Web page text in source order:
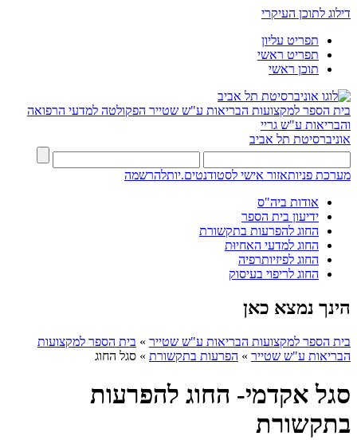
דילוג לתוכן העיקרי
תפריט עליון
תפריט ראשי
תוכן ראשי
בית הספר למקצועות הבריאות ע"ש שטייר הפקולטה למדעי הרפואה
והבריאות ע"ש גריי
אוניברסיטת תל אביב
מערכת פניותאזור אישי לסטודנטים.יותלהרשמה
אודות ביה"ס
ידיעון בית הספר
החוג להפרעות בתקשורת
החוג למדעי האחיוּת
החוג לפיזיותרפיה
החוג לריפוי בעיסוק
הינך נמצא כאן
בית הספר למקצועות הבריאות ע"ש שטייר » בית הספר למקצועות
הבריאות ע"ש שטייר » הפרעות בתקשורת » סגל החוג
סגל אקדמי- החוג להפרעות
בתקשורת